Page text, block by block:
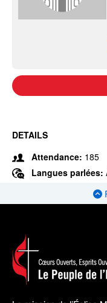
DETAILS
Attendance: 185
Langues parlées: